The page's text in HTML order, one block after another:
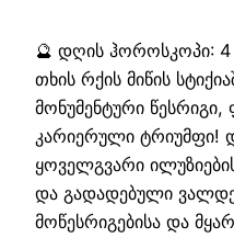
🔮 დღის ჰოროსკოპი:
თხის რქის მიწის
მონუმენტური
კარიერული ტრიუმფი!
ყოველგვარი
და გადადებული
მოწესრიგებისა და